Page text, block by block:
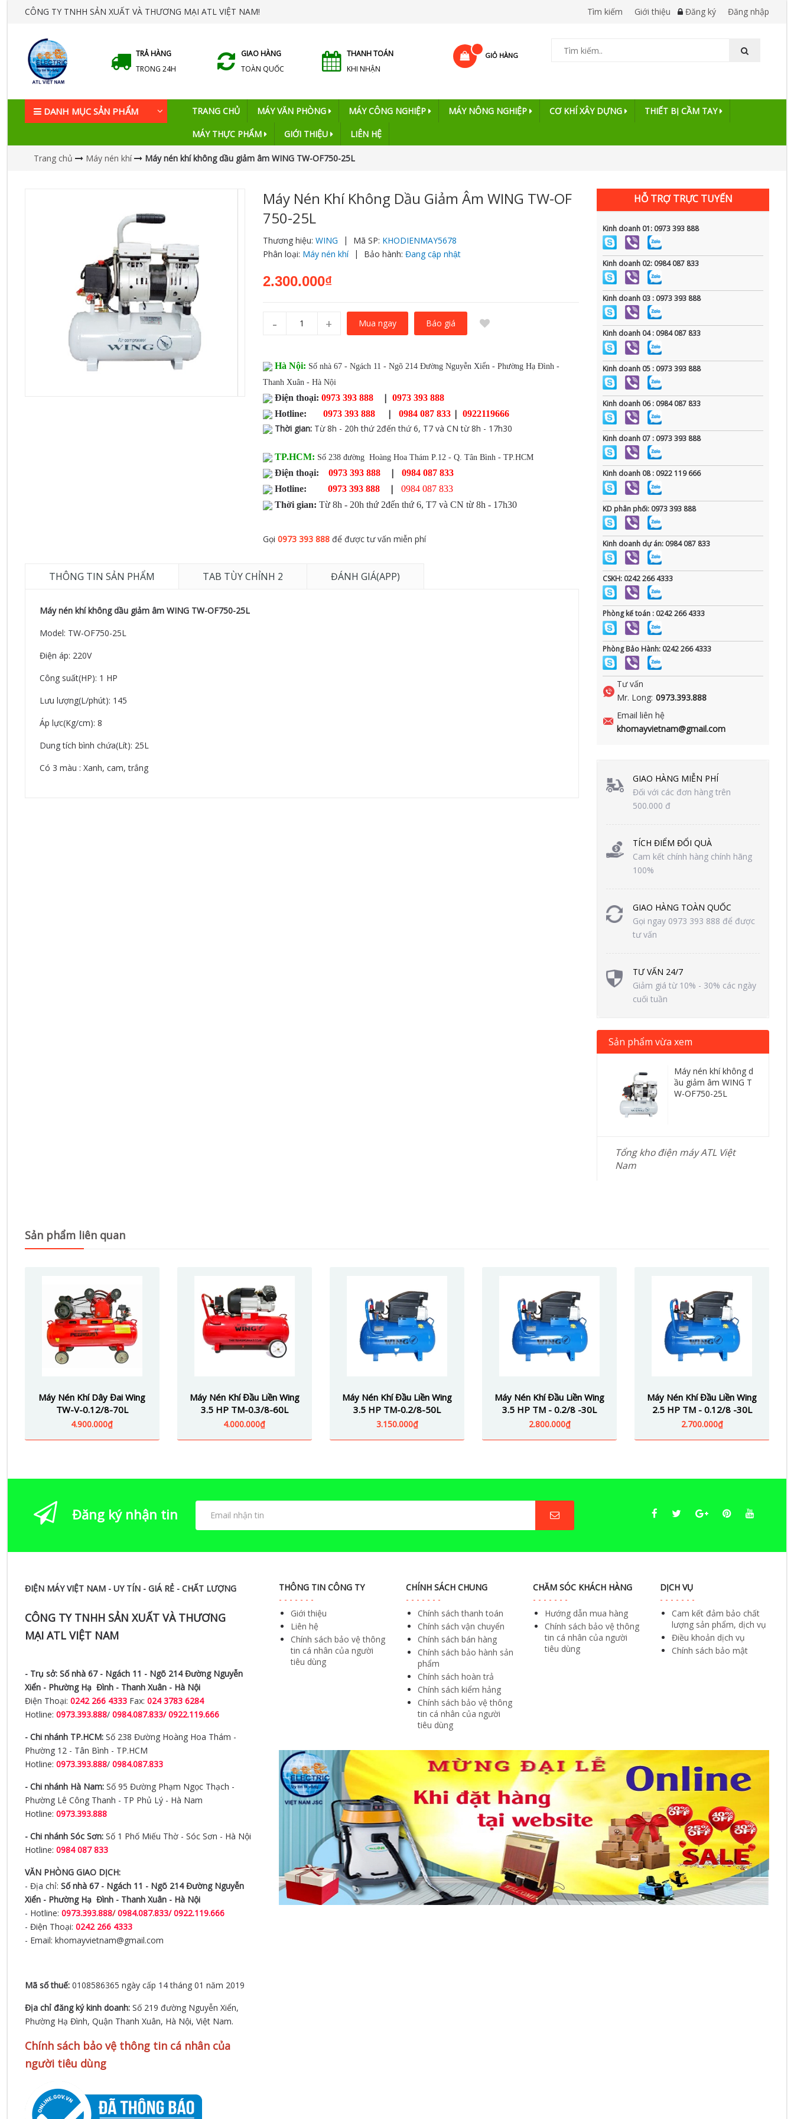
CÔNG TY TNHH SẢN XUẤT VÀ THƯƠNG MẠI ATL VIỆT NAM! Tìm kiếm Giới thiệu Đăng ký Đăng nhập
TRẢ HÀNG
TRONG 24H
GIAO HÀNG
TOÀN QUỐC
THANH TOÁN
KHI NHẬN
GIỎ HÀNG
DANH MỤC SẢN PHẨM TRANG CHỦ MÁY VĂN PHÒNG MÁY CÔNG NGHIỆP MÁY NÔNG NGHIỆP CƠ KHÍ XÂY DỰNG THIẾT BỊ CẦM TAY
MÁY THỰC PHẨM GIỚI THIỆU LIÊN HỆ
Trang chủ Máy nén khí Máy nén khí không dầu giảm âm WING TW-OF750-25L
Máy Nén Khí Không Dầu Giảm Âm WING TW-OF
750-25L
Thương hiệu: WING | Mã SP: KHODIENMAY5678
Phân loại: Máy nén khí | Bảo hành: Đang cập nhật
2.300.000₫
- + Mua ngay Báo giá
Hà Nội: Số nhà 67 - Ngách 11 - Ngõ 214 Đường Nguyễn Xiển - Phường Hạ Đình -
Thanh Xuân - Hà Nội
Điện thoại: 0973 393 888 | 0973 393 888
Hotline:
0973 393 888 | 0984 087 833 | 0922119666
Thời gian: Từ 8h - 20h thứ 2đến thứ 6, T7 và CN từ 8h - 17h30
TP.HCM: Số 238 đường Hoàng Hoa Thám P.12 - Q. Tân Bình - TP.HCM
Điện thoại: 0973 393 888 |
0984 087 833
Hotline:
0973 393 888 |
0984 087 833
Thời gian: Từ 8h - 20h thứ 2đến thứ 6, T7 và CN từ 8h - 17h30
Gọi 0973 393 888để được tư vấn miễn phí
THÔNG TIN SẢN PHẨM TAB TÙY CHỈNH 2 ĐÁNH GIÁ(APP)
Máy nén khí không dầu giảm âm WING TW-OF750-25L
Model: TW-OF750-25L
Điện áp: 220V
Công suất(HP): 1 HP
Lưu lượng(L/phút): 145
Áp lực(Kg/cm): 8
Dung tích bình chứa(Lít): 25L
Có 3 màu : Xanh, cam, trắng
HỖ TRỢ TRỰC TUYẾN
Kinh doanh 01: 0973 393 888
Kinh doanh 02: 0984 087 833
Kinh doanh 03 : 0973 393 888
Kinh doanh 04 : 0984 087 833
Kinh doanh 05 : 0973 393 888
Kinh doanh 06 : 0984 087 833
Kinh doanh 07 : 0973 393 888
Kinh doanh 08 : 0922 119 666
KD phân phối: 0973 393 888
Kinh doanh dự án: 0984 087 833
CSKH: 0242 266 4333
Phòng kế toán : 0242 266 4333
Phòng Bảo Hành: 0242 266 4333
Tư vấn
Mr. Long: 0973.393.888
Email liên hệ
khomayvietnam@gmail.com
GIAO HÀNG MIỄN PHÍ
Đối với các đơn hàng trên
500.000 đ
TÍCH ĐIỂM ĐỔI QUÀ
Cam kết chính hàng chính hãng
100%
GIAO HÀNG TOÀN QUỐC
Gọi ngay 0973 393 888 để được
tư vấn
TƯ VẤN 24/7
Giảm giá từ 10% - 30% các ngày
cuối tuần
Sản phẩm vừa xem
Máy nén khí không d
ầu giảm âm WING T
W-OF750-25L
Tổng kho điện máy ATL Việt
Nam
Sản phẩm liên quan
Máy Nén Khí Dây Đai Wing
TW-V-0.12/8-70L
4.900.000₫
Máy Nén Khí Đầu Liền Wing
3.5 HP TM-0.3/8-60L
4.000.000₫
Máy Nén Khí Đầu Liền Wing
3.5 HP TM-0.2/8-50L
3.150.000₫
Máy Nén Khí Đầu Liền Wing
3.5 HP TM - 0.2/8 -30L
2.800.000₫
Máy Nén Khí Đầu Liền Wing
2.5 HP TM - 0.12/8 -30L
2.700.000₫
Đăng ký nhận tin
ĐIỆN MÁY VIỆT NAM - UY TÍN - GIÁ RẺ - CHẤT LƯỢNG
CÔNG TY TNHH SẢN XUẤT VÀ THƯƠNG
MẠI ATL VIỆT NAM
- Trụ sở: Số nhà 67 - Ngách 11 - Ngõ 214 Đường Nguyễn
Xiển - Phường Hạ Đình - Thanh Xuân - Hà Nội
Điện Thoại: 0242 266 4333Fax: 024 3783 6284
Hotline: 0973.393.888/ 0984.087.833/ 0922.119.666
- Chi nhánh TP.HCM:Số 238 Đường Hoàng Hoa Thám -
Phường 12 - Tân Bình - TP.HCM
Hotline: 0973.393.888/ 0984.087.833
- Chi nhánh Hà Nam:Số 95 Đường Phạm Ngọc Thạch -
Phường Lê Công Thanh - TP Phủ Lý - Hà Nam
Hotline: 0973.393.888
- Chi nhánh Sóc Sơn:Số 1 Phố Miếu Thờ - Sóc Sơn - Hà Nội
Hotline: 0984 087 833
VĂN PHÒNG GIAO DỊCH:
- Địa chỉ: Số nhà 67 - Ngách 11 - Ngõ 214 Đường Nguyễn
Xiển - Phường Hạ Đình - Thanh Xuân - Hà Nội
- Hotline: 0973.393.888/ 0984.087.833/ 0922.119.666
- Điện Thoại: 0242 266 4333
- Email: khomayvietnam@gmail.com
Mã số thuế: 0108586365 ngày cấp 14 tháng 01 năm 2019
Địa chỉ đăng ký kinh doanh: Số 219 đường Nguyễn Xiển,
Phường Hạ Đình, Quận Thanh Xuân, Hà Nội, Việt Nam.
Chính sách bảo vệ thông tin cá nhân của
người tiêu dùng
THÔNG TIN CÔNG TY
Giới thiệu
Liên hệ
Chính sách bảo vệ thông
tin cá nhân của người
tiêu dùng
CHÍNH SÁCH CHUNG
Chính sách thanh toán
Chính sách vận chuyển
Chính sách bán hàng
Chính sách bảo hành sản
phẩm
Chính sách hoàn trả
Chính sách kiểm hảng
Chính sách bảo vệ thông
tin cá nhân của người
tiêu dùng
CHĂM SÓC KHÁCH HÀNG
Hướng dẫn mua hàng
Chính sách bảo vệ thông
tin cá nhân của người
tiêu dùng
DỊCH VỤ
Cam kết đảm bảo chất
lượng sản phẩm, dịch vụ
Điều khoản dịch vụ
Chính sách bảo mật